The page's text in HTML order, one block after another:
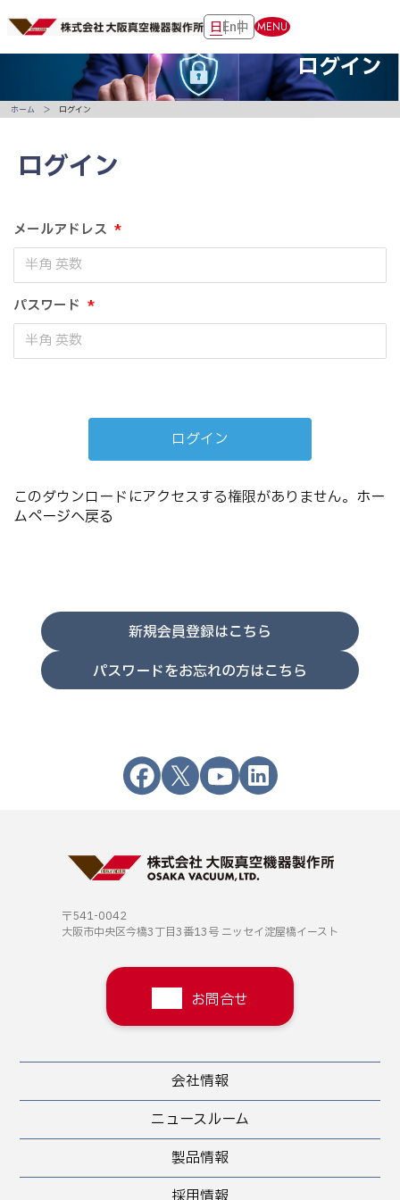
日En中 MENU
ログイン
ログイン
メールアドレス *
パスワード *
このダウンロードにアクセスする権限がありません。 ホー
ムページへ戻る
新規会員登録はこちら
パスワードをお忘れの方はこちら
ホーム ログイン
〒541-0042
大阪市中央区今橋3丁目3番13号 ニッセイ淀屋橋イースト
お問合せ
会社情報
ニュースルーム
製品情報